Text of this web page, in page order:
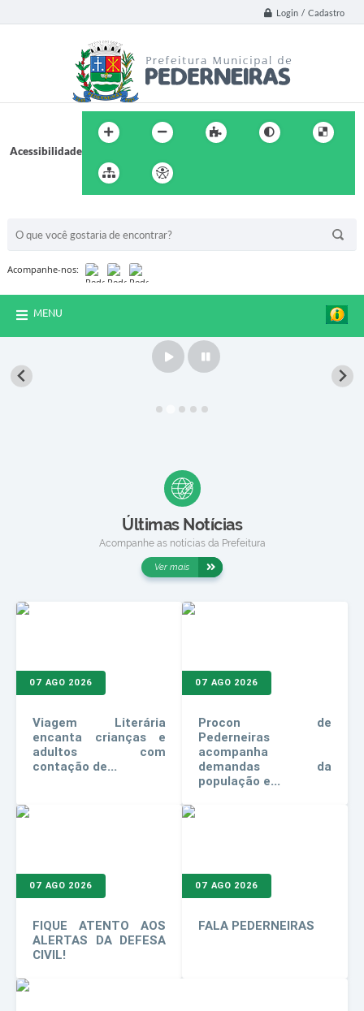
Login / Cadastro
Acessibilidade
Acompanhe-nos:
MENU
Últimas Notícias
Acompanhe as notícias da Prefeitura
Ver mais
07 AGO 2026
Viagem Literária
encanta crianças e
adultos com
contação de...
07 AGO 2026
Procon de
Pederneiras
acompanha
demandas da
população e...
07 AGO 2026
FIQUE ATENTO AOS
ALERTAS DA DEFESA
CIVIL!
07 AGO 2026
FALA PEDERNEIRAS